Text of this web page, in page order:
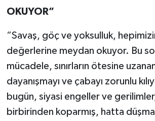
OKUYOR”
“Savaş, göç ve yoksulluk,
değerlerine meydan okuyor. Bu
mücadele, sınırların ötesine
dayanışmayı ve çabayı zorunlu
bugün, siyasi engeller ve
birbirinden koparmış, hatta